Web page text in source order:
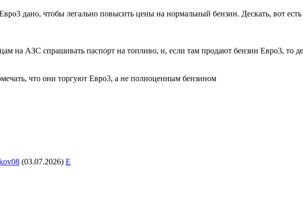
дано, чтобы легально повысить цены на нормальный бензин. Дескать, вот есть
на АЗС спрашивать паспорт на топливо, и, если там продают бензин Евро3, то
что они торгуют Евро3, а не полноценным бензином
(03.07.2026) E